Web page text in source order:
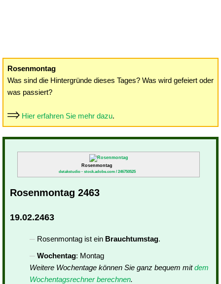
Rosenmontag
Was sind die Hintergründe dieses Tages? Was wird gefeiert oder
was passiert?
Hier erfahren Sie mehr dazu.
Rosenmontag
detakstudio - stock.adobe.com / 246750525
Rosenmontag 2463
19.02.2463
Rosenmontag ist ein Brauchtumstag.
Wochentag: Montag
Weitere Wochentage können Sie ganz bequem mitdem
Wochentagsrechner berechnen.